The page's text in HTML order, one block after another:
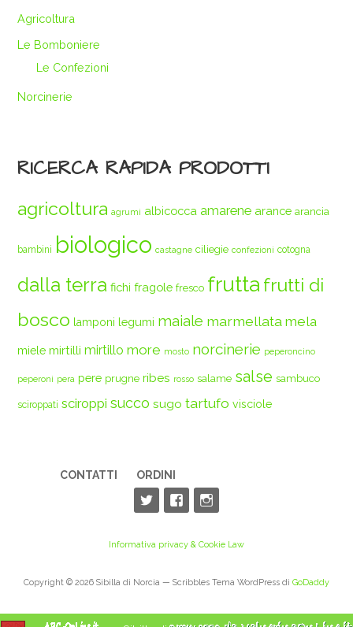
Agricoltura
Le Bomboniere
Le Confezioni
Norcinerie
RICERCA RAPIDA PRODOTTI
agricoltura agrumi albicocca amarene arance arancia
bambini biologico castagne ciliegie confezioni cotogna
dalla terra fichi fragole fresco frutta frutti di
bosco lamponi legumi maiale marmellata mela
miele mirtilli mirtillo more mosto norcinerie peperoncino
peperoni pera pere prugne ribes rosso salame salse sambuco
sciroppati sciroppi succo sugo tartufo visciole
CONTATTI ORDINI
Informativa privacy & Cookie Law
Copyright © 2026 Sibilla di Norcia — Scribbles Tema WordPress di GoDaddy